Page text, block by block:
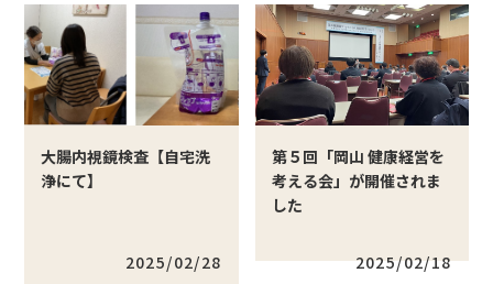
大腸内視鏡検査【自宅洗
浄にて】
2025/02/28
第５回「岡山 健康経営を
考える会」が開催されま
した
2025/02/18